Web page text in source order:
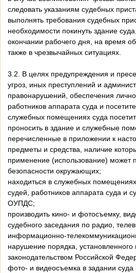
следовать указаниям судебных
выполнять требования судебных
необходимости покинуть здание
окончании рабочего дня, на время
также в чрезвычайных ситуациях.
3.2. В целях предупреждения и
угроз, иных преступлений и
правонарушений, обеспечения
работников аппарата суда и
служебных помещениях суда
проносить в здание и служебные
перечисленные в приложении к
предметы и средства, наличие
применение (использование) может
безопасности окружающих;
находиться в служебных
судей, работников аппарата суда и
ОУПДС;
производить кино- и фотосъемку,
судебного заседания по радио,
информационно-
нарушение порядка,
законодательством Российской
фото- и видеосъемка в задании суда